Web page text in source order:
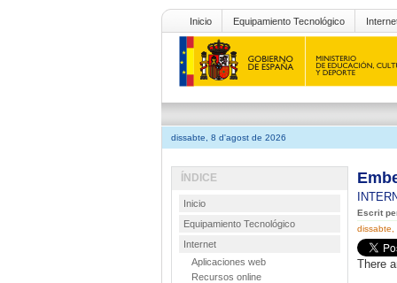
Inicio Equipamiento Tecnológico
dissabte, 8 d'agost de 2026
Escrit
dissabte,
There
ÍNDICE
Inicio
Equipamiento Tecnológico
Internet
Aplicaciones web
Recursos online